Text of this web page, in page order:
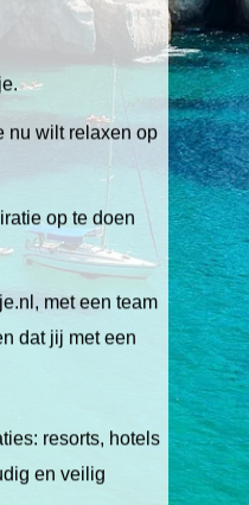
nu wilt relaxen op
op te doen
met een team
dat jij met een
resorts, hotels
en veilig